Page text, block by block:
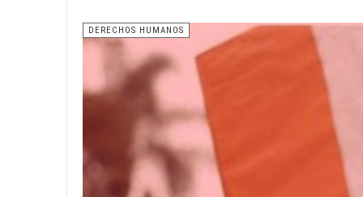
DERECHOS HUMANOS